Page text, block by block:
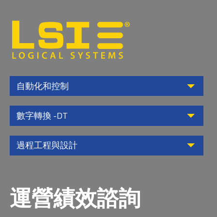
Logical
Systems,
Inc
自動化和控制
數字轉換 -DT
過程工程與設計
運營績效諮詢